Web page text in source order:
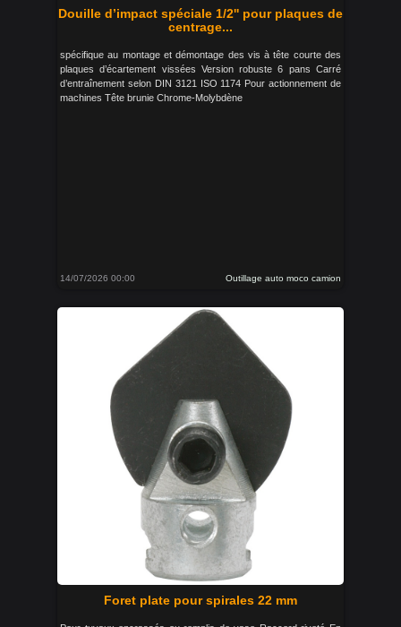
Douille d’impact spéciale 1/2'' pour plaques de
centrage...
spécifique au montage et démontage des vis à tête courte des
plaques d’écartement vissées Version robuste 6 pans Carré
d’entraînement selon DIN 3121 ISO 1174 Pour actionnement de
machines Tête brunie Chrome-Molybdène
14/07/2026 00:00 Outillage auto moco camion
Foret plate pour spirales 22 mm